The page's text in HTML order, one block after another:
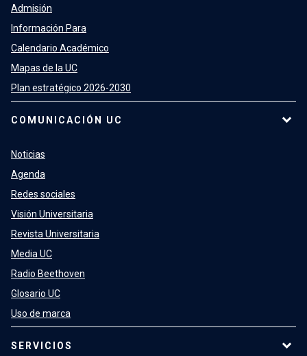
Admisión
Información Para
Calendario Académico
Mapas de la UC
Plan estratégico 2026-2030
COMUNICACIÓN UC
Noticias
Agenda
Redes sociales
Visión Universitaria
Revista Universitaria
Media UC
Radio Beethoven
Glosario UC
Uso de marca
SERVICIOS